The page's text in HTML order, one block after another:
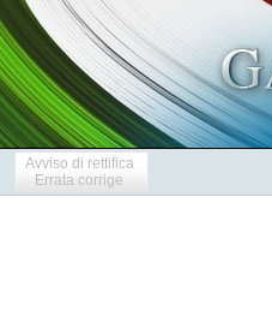
Avviso di rettifica
Errata corrige